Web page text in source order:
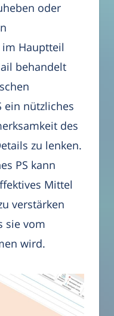
oder
Hauptteil
behandelt
ein nützliches
des
zu lenken.
PS kann
Mittel
verstärken
sie vom
wird.